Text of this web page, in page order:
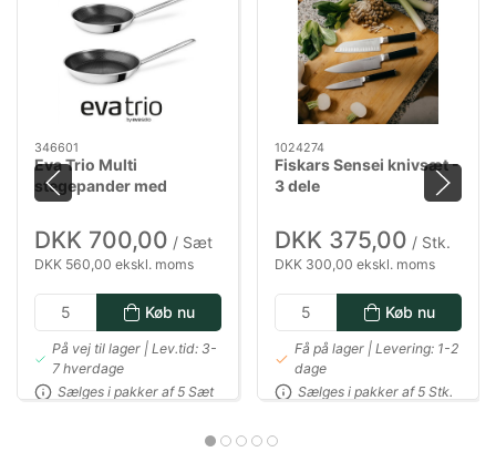
346601
Eva Trio Multi
stegepander med
Mosaic keramisk Slip-
Let belægning - 24 & 28
cm
DKK 700,00 / Sæt
DKK 560,00 ekskl. moms
Køb nu
På vej til lager | Lev.tid: 3-
7 hverdage
Sælges i pakker af 5 Sæt
1024274
Fiskars Sensei knivsæt -
3 dele
DKK 375,00 / Stk.
DKK 300,00 ekskl. moms
Køb nu
Få på lager | Levering: 1-2
dage
Sælges i pakker af 5 Stk.